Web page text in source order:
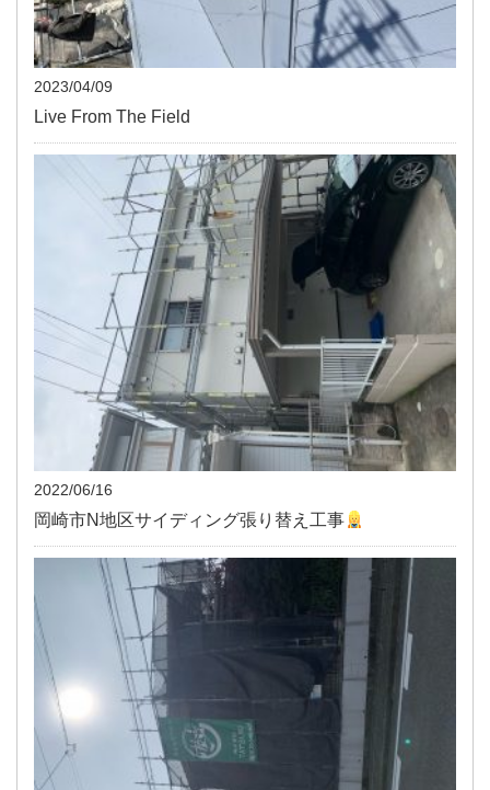
2023/04/09
Live From The Field
2022/06/16
岡崎市N地区サイディング張り替え工事